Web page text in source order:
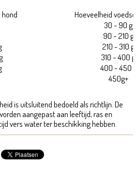
hond
Hoeveelheid
30 - 90 g
90 - 210 g
210 - 310 g
310 - 400 g
400 - 450 g
450g+
is uitsluitend bedoeld als richtlijn. De
aangepast aan leeftijd, ras en
vers water ter beschikking hebben.